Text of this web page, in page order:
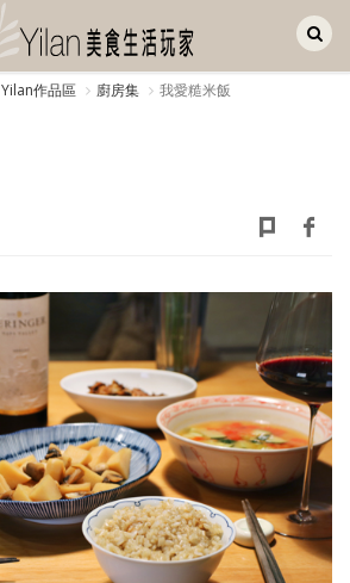
Yilan作品區 廚房集 我愛糙米飯